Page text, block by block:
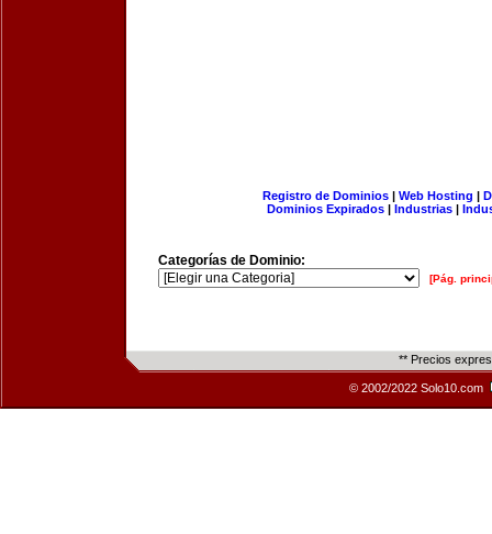
Registro de Dominios| Web Hosting |
Dominios Expirados | Industrias |
Categorías de Dominio:
[Pág.
** Precios
© 2002/2022 Solo10.com